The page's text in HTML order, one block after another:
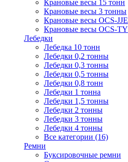
Крановые весы 15 тонн
Крановые весы 3 тонны
Крановые весы OCS-JJE
Крановые весы OCS-TY
Лебедки
Лебедка 10 тонн
Лебедки 0,2 тонны
Лебедки 0,3 тонны
Лебедки 0,5 тонны
Лебедки 0,8 тонн
Лебедки 1 тонна
Лебедки 1,5 тонны
Лебедки 2 тонны
Лебедки 3 тонны
Лебедки 4 тонны
Все категории (16)
Ремни
Буксировочные ремни